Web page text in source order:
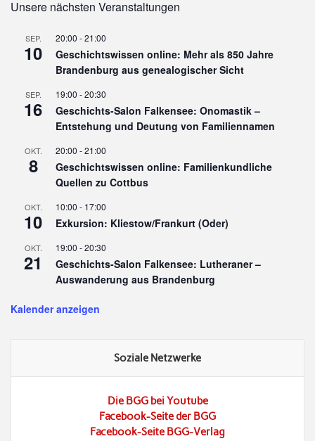
Unsere nächsten Veranstaltungen
SEP.
10
20:00 -21:00
Geschichtswissen online: Mehr als 850 Jahre
Brandenburg aus genealogischer Sicht
SEP.
16
19:00 -20:30
Geschichts-Salon Falkensee: Onomastik –
Entstehung und Deutung von Familiennamen
OKT.
8
20:00 -21:00
Geschichtswissen online: Familienkundliche
Quellen zu Cottbus
OKT.
10
10:00 - 17:00
Exkursion: Kliestow/Frankurt (Oder)
OKT.
21
19:00 -20:30
Geschichts-Salon Falkensee: Lutheraner –
Auswanderung aus Brandenburg
Kalender anzeigen
Soziale Netzwerke
Die BGG bei Youtube
Facebook-Seite der BGG
Facebook-Seite BGG-Verlag